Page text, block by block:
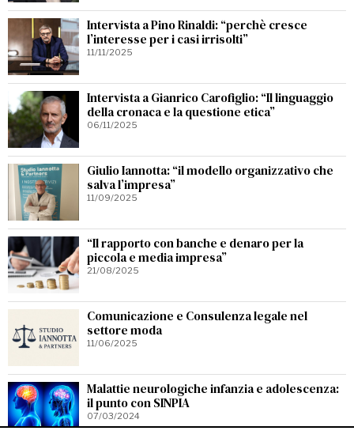
Intervista a Pino Rinaldi: “perchè cresce
l’interesse per i casi irrisolti”
11/11/2025
Intervista a Gianrico Carofiglio: “Il linguaggio
della cronaca e la questione etica”
06/11/2025
Giulio Iannotta: “il modello organizzativo che
salva l’impresa”
11/09/2025
“Il rapporto con banche e denaro per la
piccola e media impresa”
21/08/2025
Comunicazione e Consulenza legale nel
settore moda
11/06/2025
Malattie neurologiche infanzia e adolescenza:
il punto con SINPIA
07/03/2024